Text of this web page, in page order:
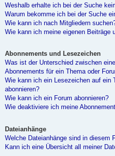
Weshalb erhalte ich bei der Suche
Warum bekomme ich bei der Suche
Wie kann ich nach Mitgliedern
Wie kann ich meine eigenen Beiträge
Abonnements und Lesezeichen
Was ist der Unterschied zwischen
Abonnements für ein Thema oder
Wie kann ich ein Lesezeichen auf ein
abonnieren?
Wie kann ich ein Forum abonnieren?
Wie deaktiviere ich meine
Dateianhänge
Welche Dateianhänge sind in diesem
Kann ich eine Übersicht all meiner